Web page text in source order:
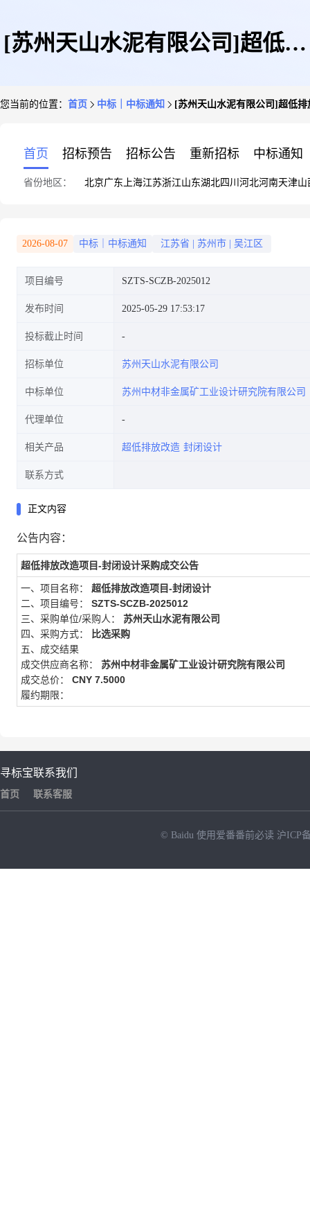
[苏州天山水泥有限公司]超低排
您当前的位置： 首页 中标｜中标通知 [苏州天山水泥有限公司]超低
首页 招标预告 招标公告 重新招标 中标通知
省份地区： 北京广东 上海江苏浙江山东湖北四川 河北河南天津山
2026-08-07 中标｜中标通知 江苏省 苏州市 吴江区
项目编号 SZTS-SCZB-2025012
发布时间 2025-05-29 17:53:17
投标截止时间
招标单位 苏州天山水泥有限公司
中标单位 苏州中材非金属矿工业设计研究院有限公司
代理单位
相关产品 超低排放改造 封闭设计
联系方式
正文内容
公告内容：
超低排放改造项目-封闭设计采购成交公告
一、项目名称： 超低排放改造项目-封闭设计
二、项目编号： SZTS-SCZB-2025012
三、采购单位/采购人： 苏州天山水泥有限公司
四、采购方式：
比选采购
五、成交结果
成交供应商名称： 苏州中材非金属矿工业设计研究院有限公司
成交总价： CNY 7.5000
履约期限：
寻标宝
首页
联系我们
联系客服
© Baidu 使用爱番番前必读 沪ICP